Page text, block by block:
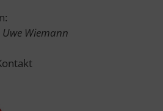
Wiemann